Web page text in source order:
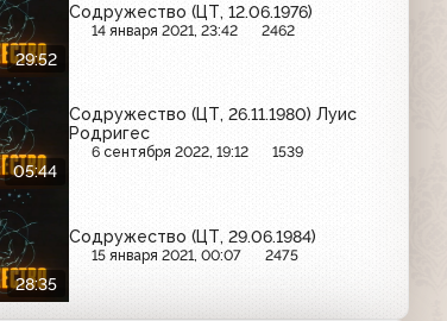
29:52
Содружество (ЦТ, 12.06.1976)
14 января 2021, 23:42 2462
05:44
Содружество (ЦТ, 26.11.1980) Луис
Родригес
6 сентября 2022, 19:12 1539
28:35
Содружество (ЦТ, 29.06.1984)
15 января 2021, 00:07 2475